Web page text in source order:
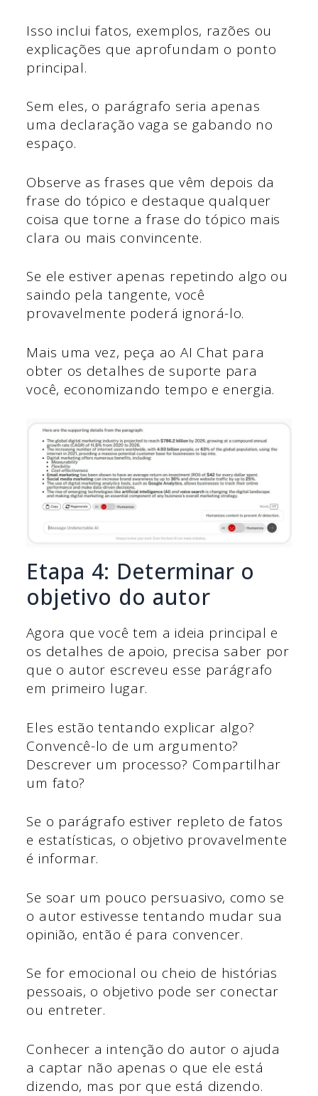
Isso inclui fatos, exemplos, razões ou
explicações que aprofundam o ponto
principal.
Sem eles, o parágrafo seria apenas
uma declaração vaga se gabando no
espaço.
Observe as frases que vêm depois da
frase do tópico e destaque qualquer
coisa que torne a frase do tópico mais
clara ou mais convincente.
Se ele estiver apenas repetindo algo ou
saindo pela tangente, você
provavelmente poderá ignorá-lo.
Mais uma vez, peça ao AI Chat para
obter os detalhes de suporte para
você, economizando tempo e energia.
Etapa 4: Determinar o
objetivo do autor
Agora que você tem a ideia principal e
os detalhes de apoio, precisa saber por
que o autor escreveu esse parágrafo
em primeiro lugar.
Eles estão tentando explicar algo?
Convencê-lo de um argumento?
Descrever um processo? Compartilhar
um fato?
Se o parágrafo estiver repleto de fatos
e estatísticas, o objetivo provavelmente
é informar.
Se soar um pouco persuasivo, como se
o autor estivesse tentando mudar sua
opinião, então é para convencer.
Se for emocional ou cheio de histórias
pessoais, o objetivo pode ser conectar
ou entreter.
Conhecer a intenção do autor o ajuda
a captar não apenas o que ele está
dizendo, mas por que está dizendo.